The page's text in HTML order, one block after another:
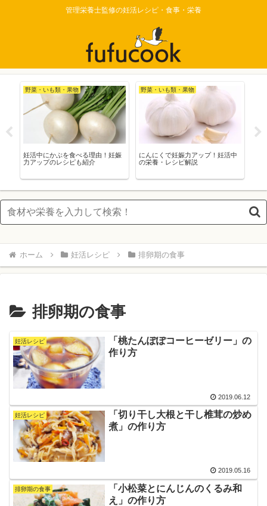
管理栄養士監修の妊活レシピ・食事・栄養
野菜・いも類・果物
妊活中にかぶを食べる理由！妊娠
力アップのレシピも紹介
野菜・いも類・果物
にんにくで妊娠力アップ！妊活中
の栄養・レシピ解説
ホーム 妊活レシピ 排卵期の食事
排卵期の食事
妊活レシピ
「桃たんぽぽコーヒーゼリー」の
作り方
2019.06.12
妊活レシピ
「切り干し大根と干し椎茸の炒め
煮」の作り方
2019.05.16
排卵期の食事
「小松菜とにんじんのくるみ和
え」の作り方